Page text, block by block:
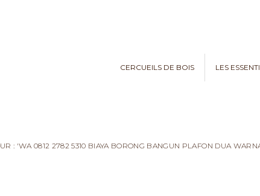
CERCUEILS DE BOIS LES
: 'WA 0812 2782 5310 BIAYA BORONG BANGUN PLAFON DUA